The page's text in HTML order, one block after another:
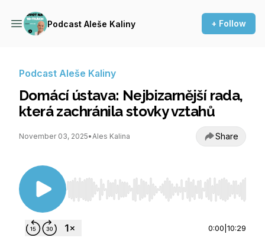
Podcast Aleše Kaliny + Follow
Podcast Aleše Kaliny
Domácí ústava: Nejbizarnější rada,
která zachránila stovky vztahů
November 03, 2025•Ales Kalina Share
Use Left/Right to seek, Home/End to jump to
0:00 10:29